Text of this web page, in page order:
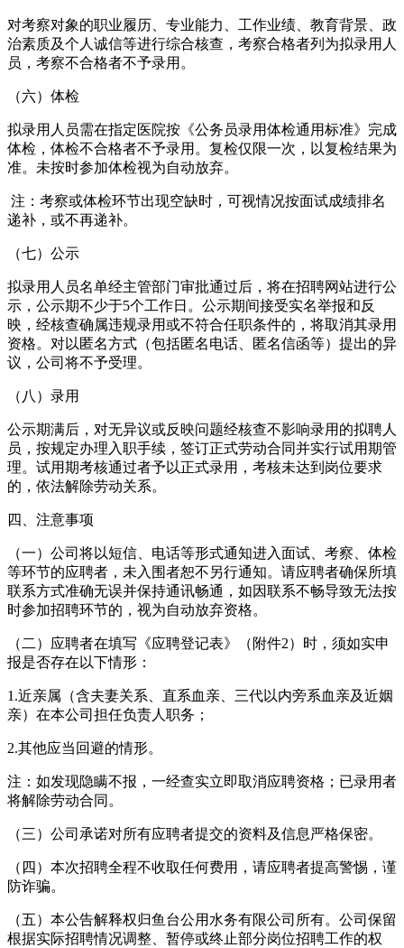
对考察对象的职业履历、专业能力、工作业绩、教育背景、政
治素质及个人诚信等进行综合核查，考察合格者列为拟录用人
员，考察不合格者不予录用。
（六）体检
拟录用人员需在指定医院按《公务员录用体检通用标准》完成
体检，体检不合格者不予录用。复检仅限一次，以复检结果为
准。未按时参加体检视为自动放弃。
注：考察或体检环节出现空缺时，可视情况按面试成绩排名
递补，或不再递补。
（七）公示
拟录用人员名单经主管部门审批通过后，将在招聘网站进行公
示，公示期不少于5个工作日。公示期间接受实名举报和反
映，经核查确属违规录用或不符合任职条件的，将取消其录用
资格。对以匿名方式（包括匿名电话、匿名信函等）提出的异
议，公司将不予受理。
（八）录用
公示期满后，对无异议或反映问题经核查不影响录用的拟聘人
员，按规定办理入职手续，签订正式劳动合同并实行试用期管
理。试用期考核通过者予以正式录用，考核未达到岗位要求
的，依法解除劳动关系。
四、注意事项
（一）公司将以短信、电话等形式通知进入面试、考察、体检
等环节的应聘者，未入围者恕不另行通知。请应聘者确保所填
联系方式准确无误并保持通讯畅通，如因联系不畅导致无法按
时参加招聘环节的，视为自动放弃资格。
（二）应聘者在填写《应聘登记表》（附件2）时，须如实申
报是否存在以下情形：
1.近亲属（含夫妻关系、直系血亲、三代以内旁系血亲及近姻
亲）在本公司担任负责人职务；
2.其他应当回避的情形。
注：如发现隐瞒不报，一经查实立即取消应聘资格；已录用者
将解除劳动合同。
（三）公司承诺对所有应聘者提交的资料及信息严格保密。
（四）本次招聘全程不收取任何费用，请应聘者提高警惕，谨
防诈骗。
（五）本公告解释权归鱼台公用水务有限公司所有。公司保留
根据实际招聘情况调整、暂停或终止部分岗位招聘工作的权